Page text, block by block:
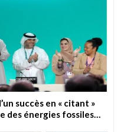
succès en « citant »
des énergies fossiles »